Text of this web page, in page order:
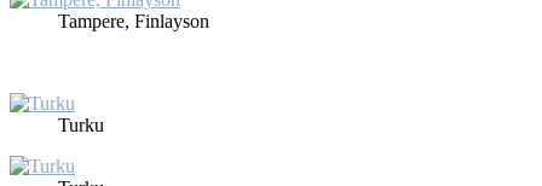
Tam­pe­re, Fin­lay­son
Tur­ku